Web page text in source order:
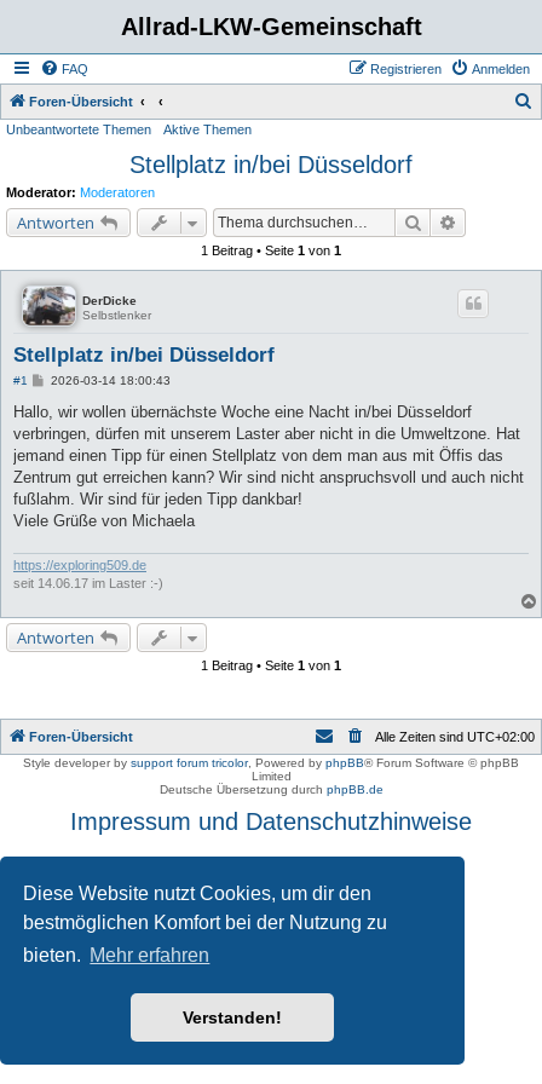
Diese Website nutzt Cookies, um dir den
bestmöglichen Komfort bei der Nutzung zu
bieten. Mehr erfahren
Verstanden!
Allrad-LKW-Gemeinschaft
FAQ Anmelden
Registrieren
Foren-Übersicht
Unbeantwortete Themen Aktive Themen
Stellplatz in/bei Düsseldorf
Moderator: Moderatoren
Antworten Suche
1 Beitrag • Seite 1 von 1
DerDicke
Selbstlenker
Stellplatz in/bei Düsseldorf
#1
B
i
r
a
2026-03-14 18:00:43
Hallo, wir wollen übernächste Woche eine Nacht in/bei Düsseldorf
verbringen, dürfen mit unserem Laster aber nicht in die Umweltzone. Hat
jemand einen Tipp für einen Stellplatz von dem man aus mit Öffis das
Zentrum gut erreichen kann? Wir sind nicht anspruchsvoll und auch nicht
fußlahm. Wir sind für jeden Tipp dankbar!
Viele Grüße von Michaela
https://exploring509.de
seit 14.06.17 im Laster :-)
Antworten
1 Beitrag • Seite 1 von 1
Foren-Übersicht Alle Zeiten sind UTC+02:00
Style developer by support forum tricolor, Powered by phpBB® Forum Software © phpBB
Limited
Deutsche Übersetzung durch phpBB.de
Impressum und Datenschutzhinweise